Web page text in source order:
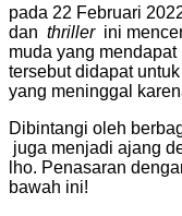
pada 22 Februari
dan thrillerini
muda yang
tersebut didapat
yang meninggal
Dibintangi oleh
juga menjadi ajang
lho. Penasaran
bawah ini!